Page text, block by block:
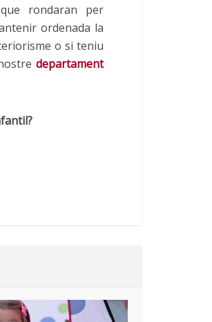
rondaran per
ordenada la
o si teniu
departament